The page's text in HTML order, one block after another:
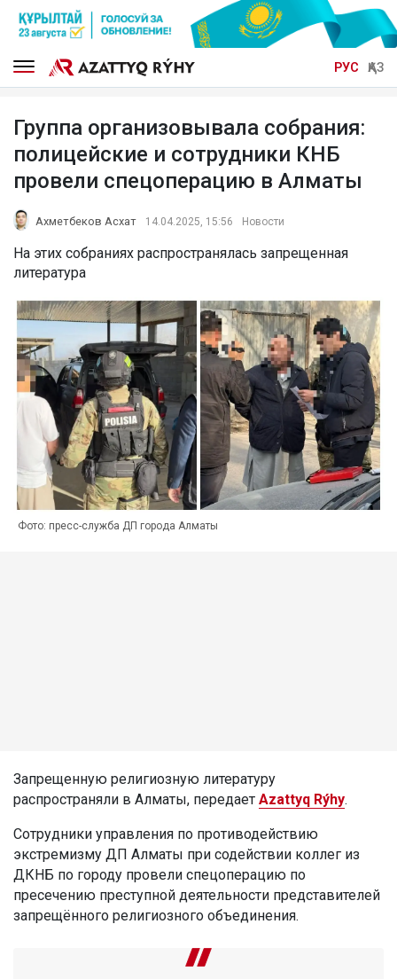
РУС ҚАЗ
Группа организовывала собрания:
полицейские и сотрудники КНБ
провели спецоперацию в Алматы
Ахметбеков Асхат 14.04.2025, 15:56 Новости
На этих собраниях распространялась запрещенная
литература
Фото: пресс-служба ДП города Алматы
Запрещенную религиозную литературу
распространяли в Алматы, передает Azattyq Rýhy.
Сотрудники управления по противодействию
экстремизму ДП Алматы при содействии коллег из
ДКНБ по городу провели спецоперацию по
пресечению преступной деятельности представителей
запрещённого религиозного объединения.